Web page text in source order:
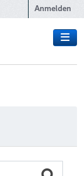
Anmelden